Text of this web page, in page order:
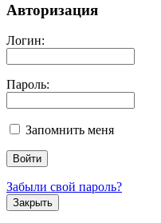
Авторизация
Логин:
Пароль:
Запомнить меня
Забыли свой пароль?
Закрыть